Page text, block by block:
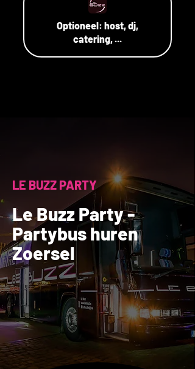
Optioneel: host, dj,
catering, ...
LE BUZZ PARTY
Le Buzz Party -
Partybus huren
Zoersel